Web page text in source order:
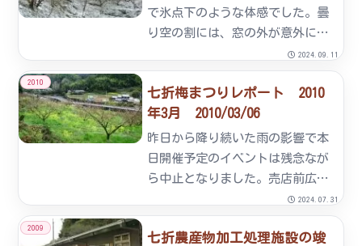
umetyuumonnsyo-hon...
で氷点下のような体感でした。曇
り空の割には、窓の外が意外に明
るい原因は雪化粧でした。辺り一
面、うっすらと雪で覆われていま
した。本日、10時頃の梅園です。
2024.09.11
2010
七折梅まつりレポート 2010
年3月 2010/03/06
昨日から降り続いた雨の影響で本
日開催予定のイベントは残念なが
ら中止となりました。売店前広場
では、ＮＰＯ法人とべスポーツク
ラブの方たちによる元気なダンス
が披露されました。幼稚園児～中
2024.07.31
2009
七折農産物加工処理施設の竣